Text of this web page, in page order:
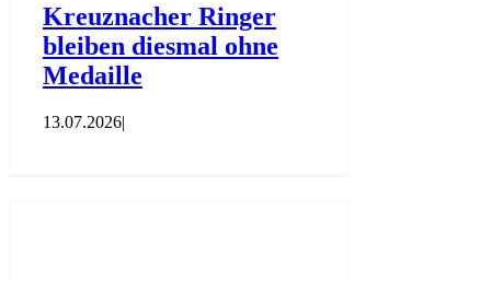
Kreuznacher Ringer
bleiben diesmal ohne
Medaille
13.07.2026|